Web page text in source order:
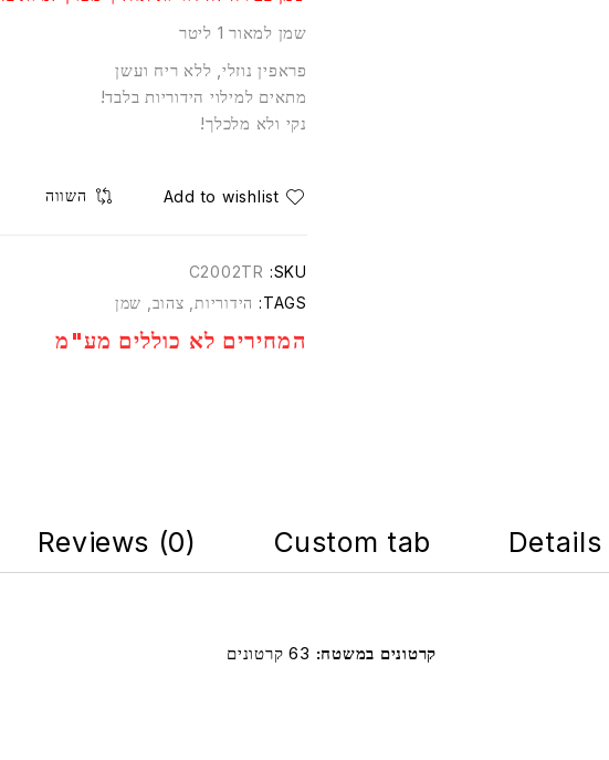
שמן למאור 1 ליטר
פראפין נוזלי, ללא ריח ועשן
מתאים למילוי הידוריות בלבד!
נקי ולא מלכלך!
השווה
SKU:
C2002TR
TAGS:
הידוריות צהוב שמן
המחירים לא כוללים מע"מ
Details
Custom tab
Reviews (0)
קרטונים במשטח
63 קרטונים